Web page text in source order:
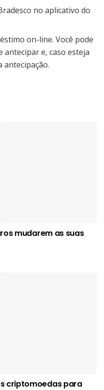
no aplicativo do
on-line. Você pode
e, caso esteja
antecipação.
mudarem as suas
criptomoedas para